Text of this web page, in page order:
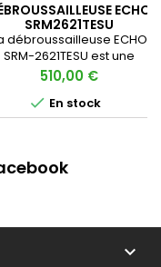
ECHO
SRM2621TESU
débroussailleuse ECHO
SRM-2621TESU est une
puissante
équipée du système de
facile, d'un filtre à
professionnel et d'un
au système High Torque
professionnelle de 25.4...
Prix
510,00 €
 En stock
